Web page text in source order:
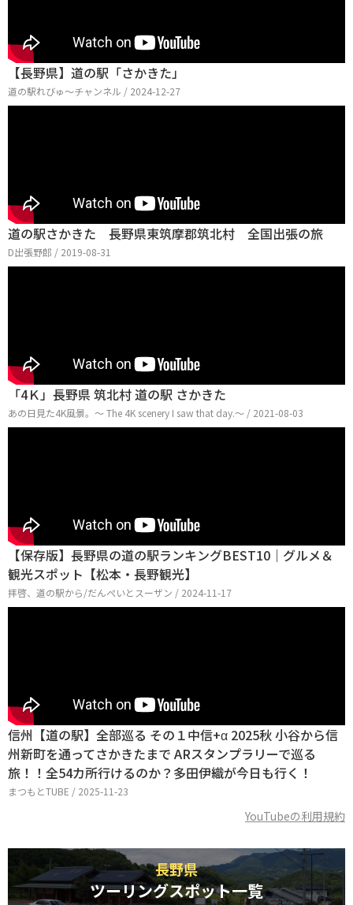
【長野県】道の駅「さかきた」
道の駅れびゅ〜チャンネル / 2024-12-27
道の駅さかきた 長野県東筑摩郡筑北村 全国出張の旅
D出張野郎 / 2019-08-31
「4Ｋ」長野県 筑北村 道の駅 さかきた
あの日見た4K風景。～ The 4K scenery I saw that day.～ / 2021-08-03
【保存版】長野県の道の駅ランキングBEST10｜グルメ＆
観光スポット【松本・長野観光】
拝啓、道の駅から/だんぺいとスーザン / 2024-11-17
信州【道の駅】全部巡る その１中信+α 2025秋 小谷から信
州新町を通ってさかきたまで ARスタンプラリーで巡る
旅！！全54カ所行けるのか？多田伊織が今日も行く！
まつもとTUBE / 2025-11-23
YouTubeの利用規約
長野県
ツーリングスポット一覧